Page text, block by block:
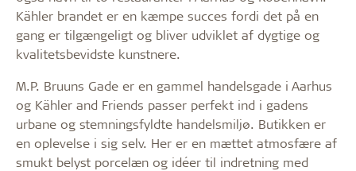
Kähler brandet er en kæmpe succes fordi det på en
gang er tilgængeligt og bliver udviklet af dygtige og
kvalitetsbevidste kunstnere.
M.P. Bruuns Gade er en gammel handelsgade i Aarhus
og Kähler and Friends passer perfekt ind i gadens
urbane og stemningsfyldte handelsmiljø. Butikken er
en oplevelse i sig selv. Her er en mættet atmosfære af
smukt belyst porcelæn og idéer til indretning med